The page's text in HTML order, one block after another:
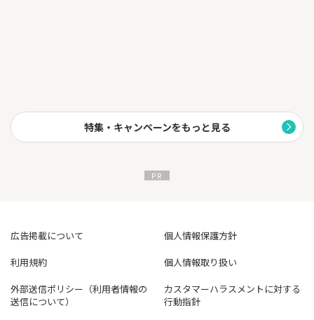
特集・キャンペーンをもっと見る
広告掲載について
個人情報保護方針
利用規約
個人情報取り扱い
外部送信ポリシー（利用者情報の
送信について）
カスタマーハラスメントに対する
行動指針